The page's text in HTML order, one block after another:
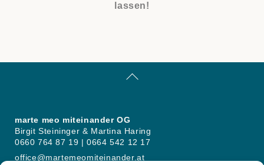
lassen!
To
marte meo miteinander OG
Birgit Steininger & Martina Haring
0660 764 87 19 | 0664 542 12 17
office@martemeomiteinander.at